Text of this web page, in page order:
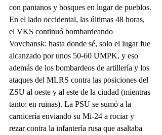
con pantanos y bosques en lugar de pueblos.
En el lado occidental, las últimas 48 horas,
el VKS continuó bombardeando
Vovchansk: hasta donde sé, solo el lugar fue
alcanzado por unos 50-60 UMPK, y eso
además de los bombardeos de artillería y los
ataques del MLRS contra las posiciones del
ZSU al oeste y al este de la ciudad (mientras
tanto: en ruinas). La PSU se sumó a la
carnicería enviando su Mi-24 a rociar y
rezar contra la infantería rusa que asaltaba